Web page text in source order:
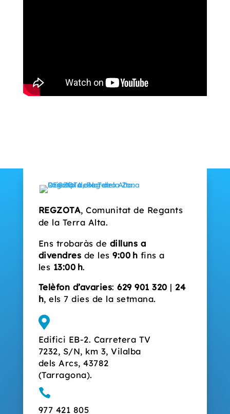
REGZOTA, Comunitat de Regants
de la Terra Alta.
Ens trobaràs de dilluns a
divendres de les9:00 h fins a
les 13:00 h.
Telèfon d’avaries:629 901 320 | 24
h, els 7 dies de la setmana.

Edifici EB-2. Carretera TV
7232, S/N, km 3, Vilalba
dels Arcs, 43782
(Tarragona).

977 421 805